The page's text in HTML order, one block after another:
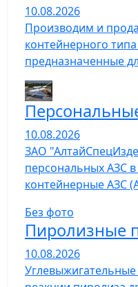
10.08.2026
Производим и
контейнерного
предназначенные
10.08.2026
ЗАО
персональных АЗС
контейнерные АЗС
Без фото
Пиролизные
10.08.2026